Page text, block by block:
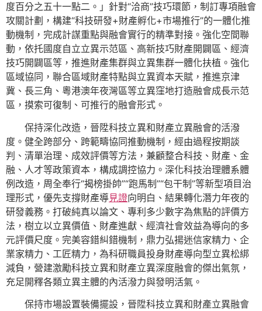
度百分之五十一點二。」針對“洽商”技巧環節，制訂專項融會
攻關計劃，構建“科技研發+財產孵化+市場推行”的一體化推
動機制，完成計謀重點與融會實行的精準對接。強化空間聯
動，依托國度自立立異示范區、高新技巧財產開闢區、經濟
技巧開闢區等，推進財產集群與立異集群一體化扶植。強化
區域協同，聯合區域財產特點與立異資本天賦，推進京津
冀、長三角、粵港澳年夜灣區等立異窪地打造融會成長示范
區，摸索可復制、可推行的融會形式。
保持深化改造，晉陞科技立異和財產立異融會的活潑
度。健全跨部分、跨範疇協同推動機制，經由過程按期談
判、清單治理、成效評價等方法，兼顧整合科技、財產、金
融、人才等政策資本，構成調控協力。深化科技治理體系體
例改造，周全奉行“揭榜掛帥”“跑馬制”“包干制”等新型項目治
理形式，優先支撐財產導見證向明白、結果轉化潛力年夜的
研發義務。打破純真以論文、專利多少數字為焦點的評價方
法，樹立以立異價值、財產進獻、經濟社會效益為導向的多
元評價尺度。完美容錯糾錯機制，鼎力弘揚迷信家精力、企
業家精力、工匠精力，為科研職員投身財產導向型立異松綁
減負，營建激勵科技立異和財產立異深度融會的傑出氣氛，
充足開釋各類立異主體的內活潑力與發明活氣。
保持市場設置裝備擺設，晉陞科技立異和財產立異融會